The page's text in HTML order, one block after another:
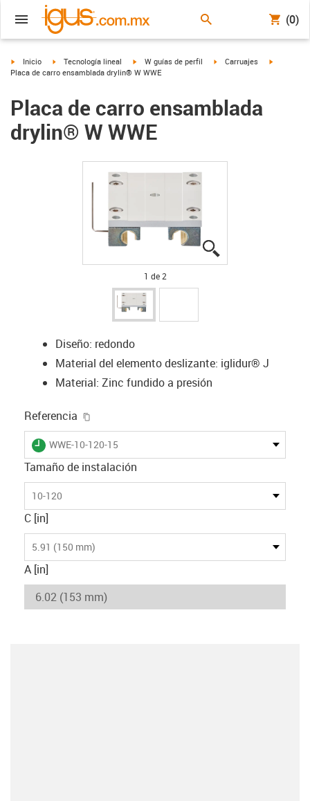
(0)
igus-icon-arrow-right
Inicio igus-icon-arrow-right
Tecnología lineal igus-icon-arrow-right
W guías de perfil igus-icon-arrow-right
Carruajes
igus-icon-
Placa de carro ensamblada drylin® W WWE
Placa de carro ensamblada
drylin® W WWE
1 de 2
Diseño: redondo
Material del elemento deslizante: iglidur® J
Material: Zinc fundido a presión
Referencia
igus-icon-lieferzeit
WWE-10-120-15
Tamaño de instalación
10-120
C [in]
5.91 (150 mm)
A [in]